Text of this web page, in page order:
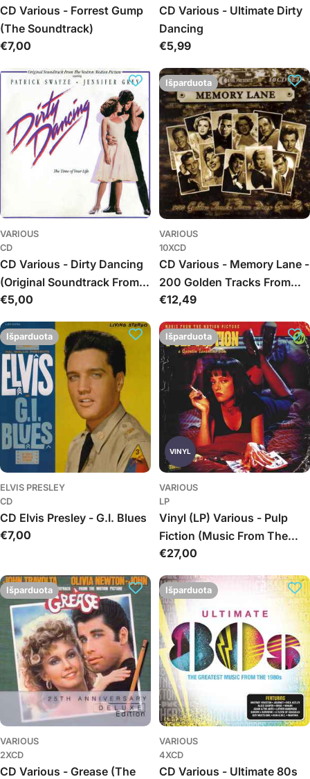
CD Various - Forrest Gump
(The Soundtrack)
Įprasta
€7,00
CD Various - Ultimate Dirty
Dancing
Įprasta
€5,99
VARIOUS
CD
CD Various - Dirty Dancing
(Original Soundtrack From
The Vestron Motion Picture)
Įprasta
€5,00
Išparduota
VARIOUS
10XCD
CD Various - Memory Lane -
200 Golden Tracks From
Days Gone By
Įprasta
€12,49
Išparduota
ELVIS PRESLEY
CD
CD Elvis Presley - G.I. Blues
Įprasta
€7,00
Išparduota
VINYL
VARIOUS
LP
Vinyl (LP) Various - Pulp
Fiction (Music From The
Motion Picture)
Įprasta
€27,00
Išparduota
VARIOUS
2XCD
CD Various - Grease (The
Išparduota
VARIOUS
4XCD
CD Various - Ultimate 80s